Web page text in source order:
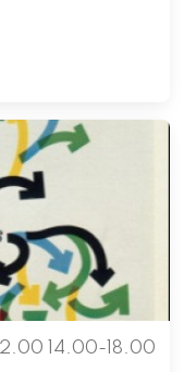
14.00-18.00